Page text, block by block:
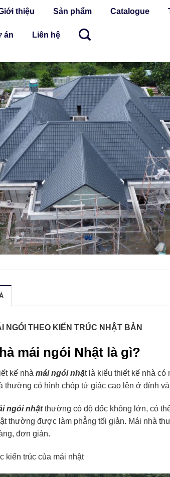
thiệu Sản phẩm Catalogue
án Liên hệ
NGÓI THEO KIẾN TRÚC NHẬT BẢN
mái ngói Nhật là gì?
kế nhà mái ngói nhật là kiểu thiết kế nhà có
thường có hình chóp tứ giác cao lên ở đỉnh
ngói nhậtthường có độ dốc không lớn, có
thường được làm phẳng tối giản. Mái nhà
đơn giản.
kiến trúc của mái nhật